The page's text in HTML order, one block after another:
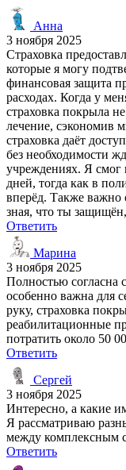
Анна
3 ноября 2025
Страховка
которые я могу
финансовая защита
расходах. Когда у
страховка покрыла
лечение, сэкономив
страховка даёт
без необходимости
учреждениях. Я смог
дней, тогда как в
вперёд. Также важно
зная, что ты
Ответить
Марина
3 ноября 2025
Полностью согласна
особенно важна для
руку, страховка
реабилитационные
потратить около 50
Ответить
Сергей
3 ноября 2025
Интересно, а какие
Я рассматриваю
между комплексным
Ответить